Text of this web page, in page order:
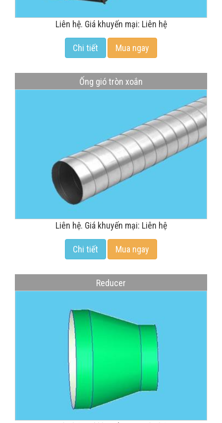
Liên hệ. Giá khuyến mại: Liên hệ
Chi tiết Mua ngay
Ống gió tròn xoắn
Liên hệ. Giá khuyến mại: Liên hệ
Chi tiết Mua ngay
Reducer